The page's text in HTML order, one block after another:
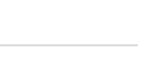
ソフトウェア」に含まれるキヤ